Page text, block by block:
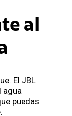
al
El JBL
agua
puedas